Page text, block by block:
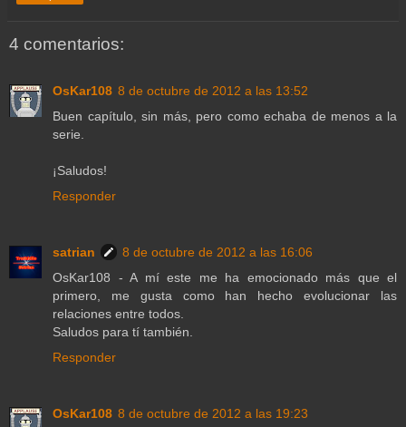
4 comentarios:
OsKar108 8 de octubre de 2012 a las 13:52
Buen capítulo, sin más, pero como echaba de menos a la
serie.
¡Saludos!
Responder
satrian
8 de octubre de 2012 a las 16:06
OsKar108 - A mí este me ha emocionado más que el
primero, me gusta como han hecho evolucionar las
relaciones entre todos.
Saludos para tí también.
Responder
OsKar108 8 de octubre de 2012 a las 19:23